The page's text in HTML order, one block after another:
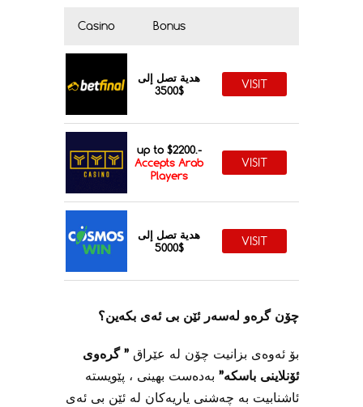
Casino Bonus
هدية تصل إلى
$3500
VISIT
up to $2200.-
Accepts Arab
Players
VISIT
هدية تصل إلى
$5000
VISIT
چۆن گرەو لەسەر ئێن بی ئەی بکەین؟
بۆ ئەوەی بزانیت چۆن لە عێراق ” گرەوی
ئۆنلاینی باسکە” بەدەست بهینی ، پێویستە
ئاشنابیت بە چەشنی یاریەکان لە ئێن بی ئەی